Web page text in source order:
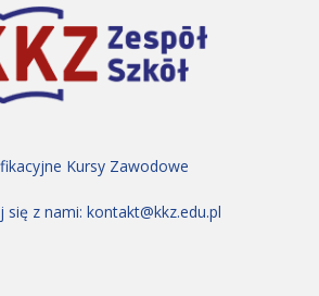
Kursy Zawodowe
się z nami:kontakt@kkz.edu.pl